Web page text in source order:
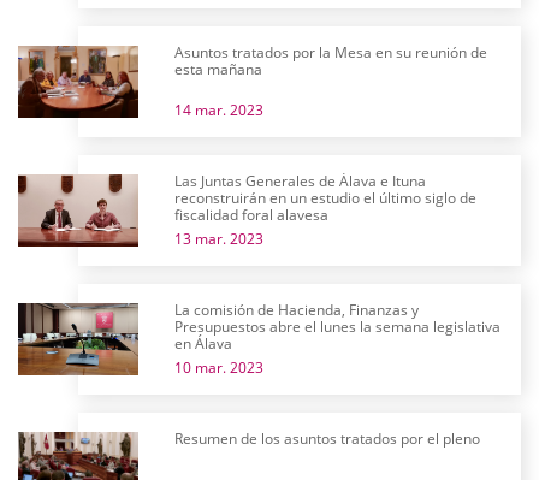
Asuntos tratados por la Mesa en su reunión de
esta mañana
14 mar. 2023
Las Juntas Generales de Álava e Ituna
reconstruirán en un estudio el último siglo de
fiscalidad foral alavesa
13 mar. 2023
La comisión de Hacienda, Finanzas y
Presupuestos abre el lunes la semana legislativa
en Álava
10 mar. 2023
Resumen de los asuntos tratados por el pleno